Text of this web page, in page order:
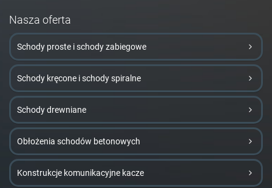
Nasza oferta
Schody proste i schody zabiegowe
Schody kręcone i schody spiralne
Schody drewniane
Obłożenia schodów betonowych
Konstrukcje komunikacyjne kacze